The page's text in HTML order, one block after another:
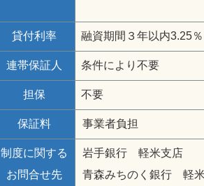
貸付利率 融資期間３年以内3.25
連帯保証人 条件により不要
担保 不要
保証料 事業者負担
制度に関する
お問合せ先
岩手銀行 軽米支
青森みちのく銀行